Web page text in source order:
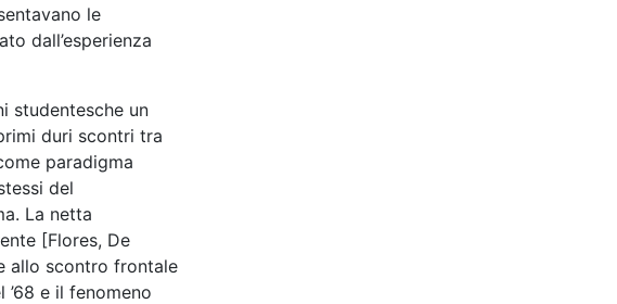
le
dall’esperienza
studentesche un
duri scontri tra
paradigma
del
La netta
[Flores, De
allo scontro frontale
e il fenomeno